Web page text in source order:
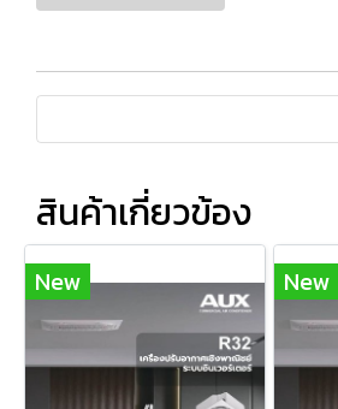
สินค้าเกี่ยวข้อง
New New